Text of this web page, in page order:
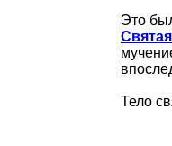
Это
Тело